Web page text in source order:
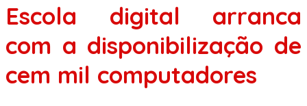
Escola digital arranca
com a disponibilização de
cem mil computadores